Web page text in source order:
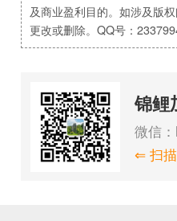
及商业盈利目的。如涉及版
更改或删除。QQ号：
锦鲤
微信
⇐ 扫